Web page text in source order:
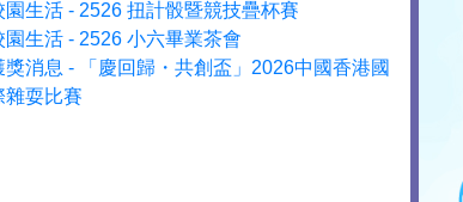
園生活 - 2526 扭計骰暨競技疊杯賽
園生活 - 2526 小六畢業茶會
獎消息 - 「慶回歸・共創盃」2026中國香港國
雜耍比賽